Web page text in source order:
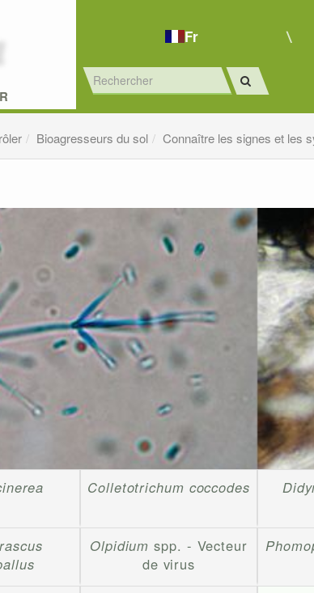
Fr
Bioagresseurs du sol Connaître les signes et les
Colletotrichum coccodes
Olpidium spp. - Vecteur
de virus